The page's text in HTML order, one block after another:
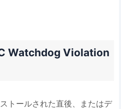
Watchdog Violation
トールされた直後、またはデ